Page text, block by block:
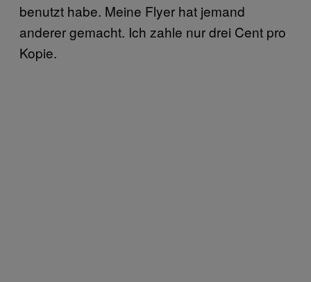
benutzt habe. Meine Flyer hat jemand
anderer gemacht. Ich zahle nur drei Cent pro
Kopie.